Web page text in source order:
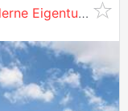
Ein Zuhause für Generationen | Moderne Eigentumswohnungen in